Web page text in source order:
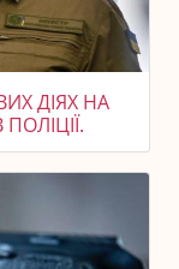
ДІЯХ НА